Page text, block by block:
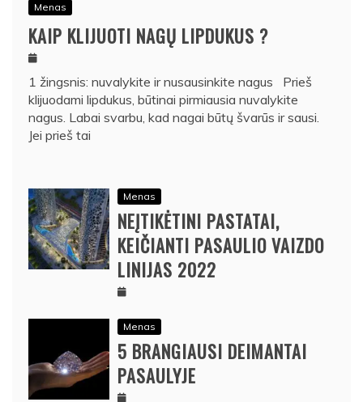
Menas
KAIP KLIJUOTI NAGŲ LIPDUKUS ?
1 žingsnis: nuvalykite ir nusausinkite nagus Prieš
klijuodami lipdukus, būtinai pirmiausia nuvalykite
nagus. Labai svarbu, kad nagai būtų švarūs ir sausi.
Jei prieš tai
Menas
NEĮTIKĖTINI PASTATAI,
KEIČIANTI PASAULIO VAIZDO
LINIJAS 2022
Menas
5 BRANGIAUSI DEIMANTAI
PASAULYJE